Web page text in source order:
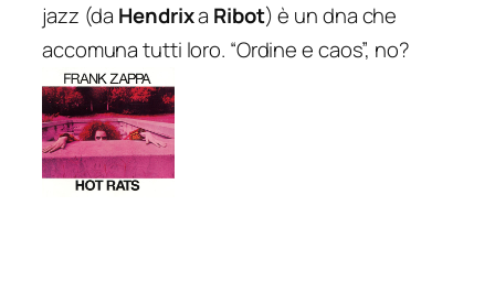
jazz (da Hendrixa Ribot) è un dna che
accomuna tutti loro. “Ordine e caos”, no?